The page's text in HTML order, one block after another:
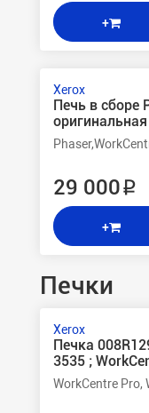
+
Xerox
Печь в сборе
оригинальная
29 000 ₽
+
Печки
Xerox
Печка
3535 ;
WorkCentre Pro,